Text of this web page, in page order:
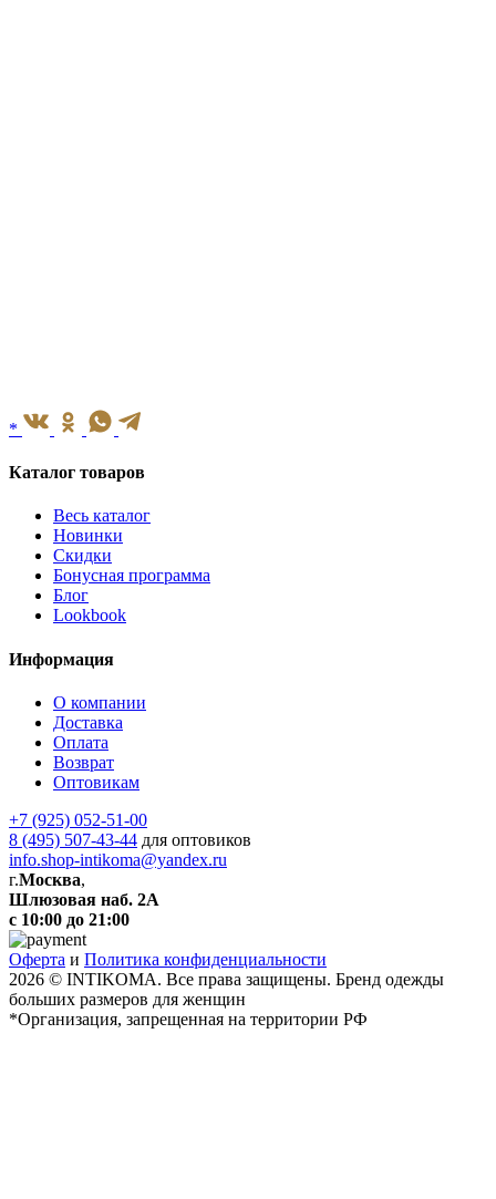
*
Каталог товаров
Весь каталог
Новинки
Скидки
Бонусная программа
Блог
Lookbook
Информация
О компании
Доставка
Оплата
Возврат
Оптовикам
+7 (925) 052-51-00
8 (495) 507-43-44 для оптовиков
info.shop-intikoma@yandex.ru
г.Москва,
Шлюзовая наб. 2А
с 10:00 до 21:00
Оферта и Политика конфиденциальности
2026 © INTIKOMA. Все права защищены. Бренд одежды
больших размеров для женщин
*Организация, запрещенная на территории РФ